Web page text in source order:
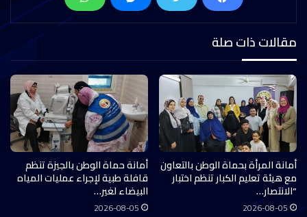
مقالات ذات صلة
أمانة المرأة بحماة الوطن بالتعاون
مع هيئة تعليم الكبار تنظم اختبار
“الانتصار…
2026-08-05
أمانة حماة الوطن بالجيزة تنظم
قافلة طبية لإجراء عمليات المياه
البيضاء لغير…
2026-08-05